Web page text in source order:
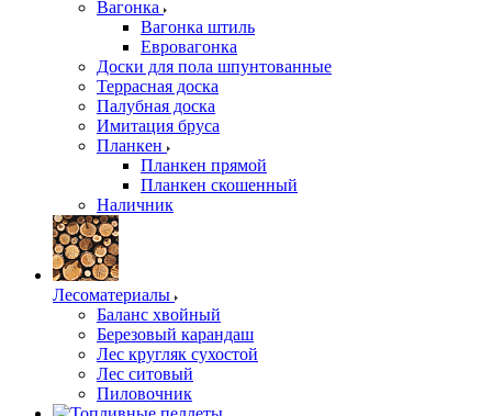
Вагонка
Вагонка штиль
Евровагонка
Доски для пола шпунтованные
Террасная доска
Палубная доска
Имитация бруса
Планкен
Планкен прямой
Планкен скошенный
Наличник
Лесоматериалы
Баланс хвойный
Березовый карандаш
Лес кругляк сухостой
Лес ситовый
Пиловочник